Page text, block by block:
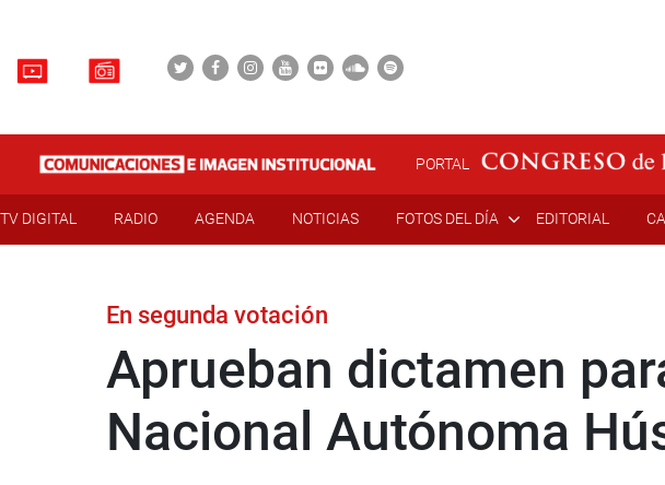
PORTAL
TV DIGITAL RADIO AGENDA NOTICIAS FOTOS DEL DÍA EDITORIAL
En segunda votación
Aprueban dictamen
Nacional Autónoma